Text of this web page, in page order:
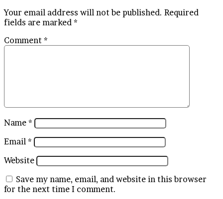
Your email address will not be published. Required
fields are marked *
Comment *
Name *
Email *
Website
Save my name, email, and website in this browser
for the next time I comment.